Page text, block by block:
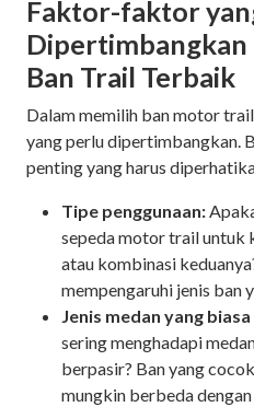
Faktor-faktor
Ban Trail Terbaik
Dalam memilih ban motor
yang perlu
penting yang harus
Tipe penggunaan:
sepeda motor trail untuk
atau kombinasi
mempengaruhi jenis ban
Jenis medan yang
sering menghadapi
berpasir? Ban yang
mungkin berbeda